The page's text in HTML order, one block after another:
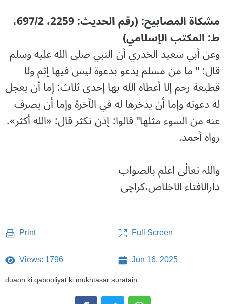
مشكاة المصابيح: (رقم الحديث: 2259، 697/2،
ط: المكتب الإسلامي)
وعن أبي سعيد الخدري أن النبي صلى الله عليه وسلم
قال: " ما من ‌مسلم ‌يدعو بدعوة ليس فيها إثم ولا
قطيعة رحم إلا أعطاه الله بها إحدى ثلاث: إما أن ‌يعجل
له دعوته وإما أن يدخرها له في الآخرة وإما أن يصرف
عنه من السوء مثلها" قالوا: إذن نكثر قال: «الله أكثر».
رواه أحمد.
واللہ تعالٰی اعلم بالصواب
دارالافتاء الاخلاص،کراچی
Print Full Screen
Views: 1796 Jun 16, 2025
duaon ki qabooliyat ki mukhtasar suratain